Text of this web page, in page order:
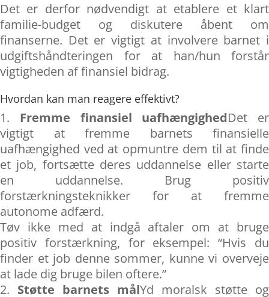
Det er derfor nødvendigt at etablere et klart
familie-budget og diskutere åbent om
finanserne. Det er vigtigt at involvere barnet i
udgiftshåndteringen for at han/hun forstår
vigtigheden af finansiel bidrag.
Hvordan kan man reagere effektivt?
Fremme finansiel uafhængighedDet er
vigtigt at fremme barnets finansielle
uafhængighed ved at opmuntre dem til at finde
et job, fortsætte deres uddannelse eller starte
en uddannelse. Brug positiv
forstærkningsteknikker for at fremme
autonome adfærd.
Tøv ikke med at indgå aftaler om at bruge
positiv forstærkning, for eksempel: “Hvis du
finder et job denne sommer, kunne vi overveje
at lade dig bruge bilen oftere.”
Støtte barnets målYd moralsk støtte og